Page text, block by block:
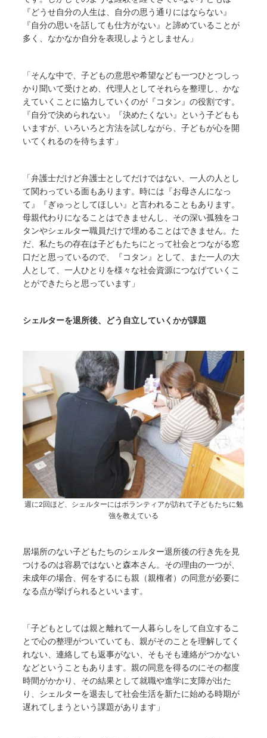
『どうせ自分の人生は、自分の思う通りにはならない』
『自分の思いを話しても仕方がない』と諦めていることが
多く、なかなか自分を表現しようとしません」
「そんな中で、子どもの意思や希望なども一つひとつしっ
かり聞いて受けとめ、代理人としてそれらを整理し、かな
えていくことに協力していくのが『コタン』の役割です。
『自分で決められない』『決めたくない』という子どもも
いますが、いろいろと方法を試しながら、子どもが心を開
いてくれるのを待ちます」
「弁護士だけど弁護士としてだけではない、一人の人とし
て関わっている面もあります。時には『お母さんになっ
て』『ぎゅっとしてほしい』と言われることもあります。
母親代わりになることはできませんし、その深い孤独をコ
タンやシェルター職員だけで埋めることはできません。た
だ、私たちの存在は子どもたちにとって社会とつながる窓
口だと思っているので、『コタン』として、また一人の大
人として、一人ひとりを様々な社会資源につなげていくこ
とができたらと思っています」
シェルターを退所後、どう自立していくかが課題
週に2回ほど、シェルターにはボランティアが訪れて子どもたちに勉
強を教えている
居場所のない子どもたちのシェルター退所後の行き先を見
つけるのは容易ではないと森本さん。その理由の一つが、
未成年の場合、何をするにも親（親権者）の同意が必要に
なる点が挙げられるといいます。
「子どもとしては親と離れて一人暮らしをして自立するこ
とで心の整理がついていても、親がそのことを理解してく
れない、連絡しても返事がない、そもそも連絡がつかない
などということもあります。親の同意を得るのにその都度
時間がかかり、その結果として就職や進学に支障が出た
り、シェルターを退去して社会生活を新たに始める時期が
遅れてしまうという課題があります」